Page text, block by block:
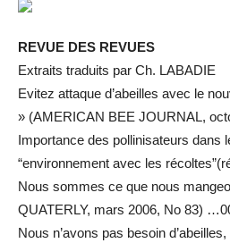
REVUE DES REVUES
Extraits traduits par Ch. LABADIE
Evitez attaque d’abeilles avec le
» (AMERICAN BEE JOURNAL,
Importance des pollinisateurs dans
“environnement avec les
Nous sommes ce que nous
QUATERLY, mars 2006, No 83)
Nous n’avons pas besoin